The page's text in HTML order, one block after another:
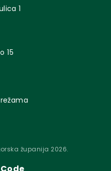
1
15
županija 2026.